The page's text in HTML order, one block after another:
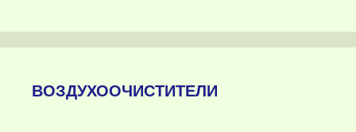
ВОЗДУХООЧИСТИТЕЛИ